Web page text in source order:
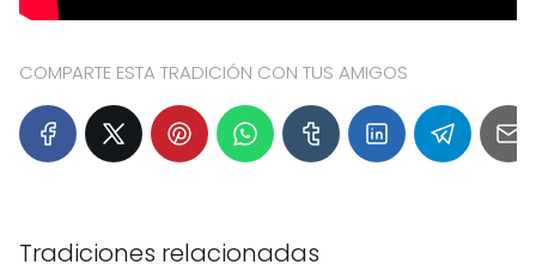
COMPARTE ESTA TRADICIÓN CON TUS AMIGOS
Tradiciones relacionadas